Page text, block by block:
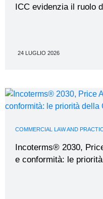
ICC evidenzia il ruolo
24 LUGLIO 2026
COMMERCIAL LAW AND
Incoterms® 2030,
e conformità: le